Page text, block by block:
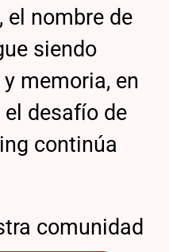
el nombre de
siendo
memoria, en
desafío de
continúa
comunidad